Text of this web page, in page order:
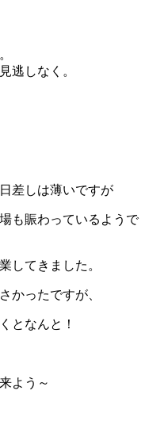
逃しなく。
差しは薄いですが
も賑わっているようで
してきました。
かったですが、
となんと！
！
よう～